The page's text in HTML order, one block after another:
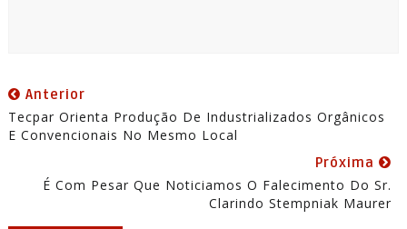
Anterior
Tecpar Orienta Produção De Industrializados Orgânicos
E Convencionais No Mesmo Local
Próxima
É Com Pesar Que Noticiamos O Falecimento Do Sr.
Clarindo Stempniak Maurer